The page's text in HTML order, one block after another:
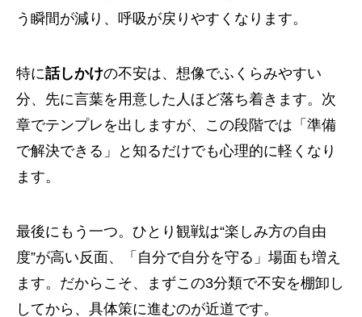
う瞬間が減り、呼吸が戻りやすくなります。
特に話しかけの不安は、想像でふくらみやすい
分、先に言葉を用意した人ほど落ち着きます。次
章でテンプレを出しますが、この段階では「準備
で解決できる」と知るだけでも心理的に軽くなり
ます。
最後にもう一つ。ひとり観戦は“楽しみ方の自由
度”が高い反面、「自分で自分を守る」場面も増え
ます。だからこそ、まずこの3分類で不安を棚卸し
してから、具体策に進むのが近道です。